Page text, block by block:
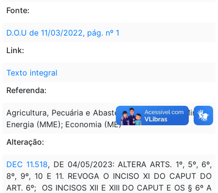
Fonte:
D.O.U de 11/03/2022, pág. nº 1
Link:
Texto integral
Referenda:
Agricultura, Pecuária e Abastecimento (MAPA); Minas e
Energia (MME); Economia (ME)
Alteração:
DEC 11.518, DE 04/05/2023: ALTERA ARTS. 1º, 5º, 6º,
8º, 9º, 10 E 11. REVOGA O INCISO XI DO CAPUT DO
ART. 6º; OS INCISOS XII E XIII DO CAPUT E OS § 6º A